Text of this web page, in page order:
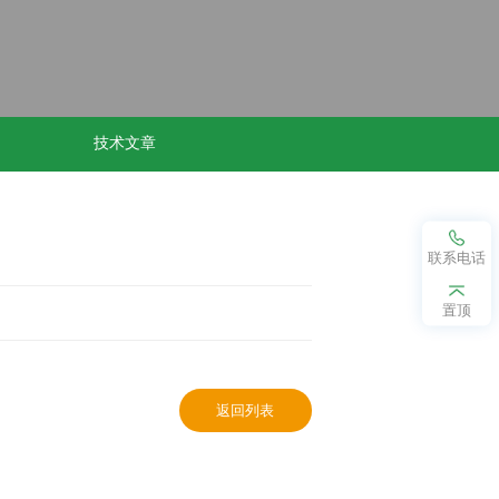
技术文章
返回列表
联系电话
置顶